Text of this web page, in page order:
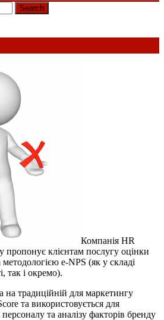
Search
Компанія HR
пропонує клієнтам послугу оцінки
методологією e-NPS (як у складі
так і окремо).
на традиційній для маркетингу
та використовується для
та аналізу факторів бренду